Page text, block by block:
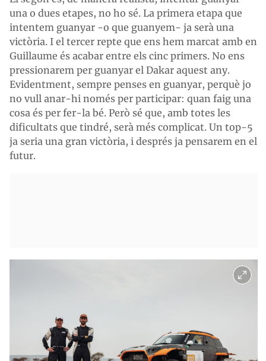
una o dues etapes, no ho sé. La primera etapa que
intentem guanyar -o que guanyem- ja serà una
victòria. I el tercer repte que ens hem marcat amb en
Guillaume és acabar entre els cinc primers. No ens
pressionarem per guanyar el Dakar aquest any.
Evidentment, sempre penses en guanyar, perquè jo
no vull anar-hi només per participar: quan faig una
cosa és per fer-la bé. Però sé que, amb totes les
dificultats que tindré, serà més complicat. Un top-5
ja seria una gran victòria, i després ja pensarem en el
futur.